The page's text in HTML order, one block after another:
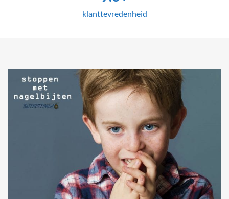
klanttevredenheid